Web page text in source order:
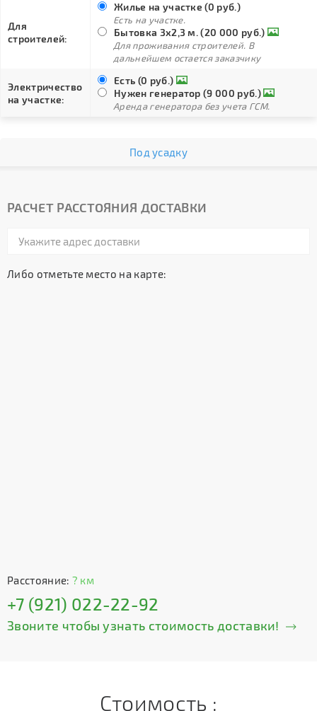
Для
строителей:
Жилье на участке (0 руб.)
Есть на участке.
Бытовка 3х2,3 м. (20 000 руб.)
Для проживания строителей. В
дальнейшем остается заказчику
Электричество
на участке:
Есть (0 руб.)
Нужен генератор (9 000 руб.)
Аренда генератора без учета ГСМ.
Под усадку
РАСЧЕТ РАССТОЯНИЯ ДОСТАВКИ
Либо отметьте место на карте:
Расстояние: ? км
+7 (921) 022-22-92
Звоните чтобы узнать стоимость доставки!
Стоимость :